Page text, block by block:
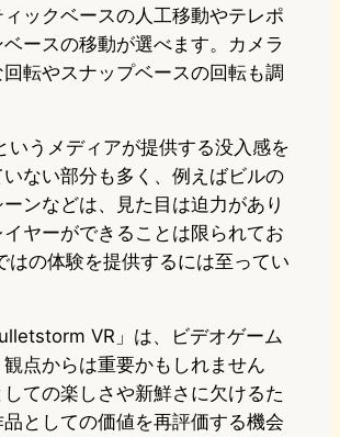
ックベースの人工移動やテレポ
ースの移動が選べます。カメラ
転やスナップベースの回転も調
いうメディアが提供する没入感を
ない部分も多く、例えばビルの
ンなどは、見た目は迫力があり
イヤーができることは限られてお
はの体験を提供するには至ってい
VR」は、ビデオゲーム
点からは重要かもしれません
ての楽しさや新鮮さに欠けるた
としての価値を再評価する機会